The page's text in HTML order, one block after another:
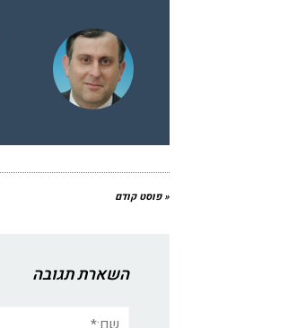
« פוסט קודם
השארת תגובה